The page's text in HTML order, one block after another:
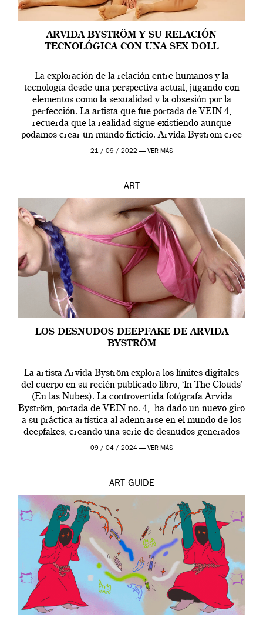
ARVIDA BYSTRÖM Y SU RELACIÓN
TECNOLÓGICA CON UNA SEX DOLL
La exploración de la relación entre humanos y la
tecnología desde una perspectiva actual, jugando con
elementos como la sexualidad y la obsesión por la
perfección. La artista que fue portada de VEIN 4,
recuerda que la realidad sigue existiendo aunque
podamos crear un mundo ficticio. Arvida Byström cree
que los humanos tienen un complejo […]
21 / 09 / 2022 — VER MÁS
ART
LOS DESNUDOS DEEPFAKE DE ARVIDA
BYSTRÖM
La artista Arvida Byström explora los límites digitales
del cuerpo en su recién publicado libro, ‘In The Clouds’
(En las Nubes). La controvertida fotógrafa Arvida
Byström, portada de VEIN no. 4, ha dado un nuevo giro
a su práctica artística al adentrarse en el mundo de los
deepfakes, creando una serie de desnudos generados
por […]
09 / 04 / 2024 — VER MÁS
ART GUIDE